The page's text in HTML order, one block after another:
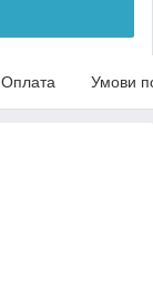
Оплата Умови